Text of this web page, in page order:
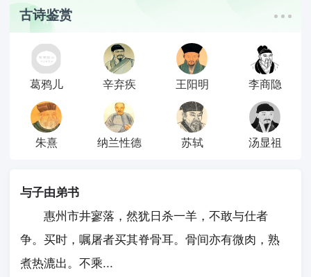
古诗鉴赏
葛鸦儿 辛弃疾 王阳明 李商隐
朱熹 纳兰性德 苏轼 汤显祖
与子由弟书
惠州市井寥落，然犹日杀一羊，不敢与仕者
争。买时，嘱屠者买其脊骨耳。骨间亦有微肉，熟
煮热漉出。不乘...